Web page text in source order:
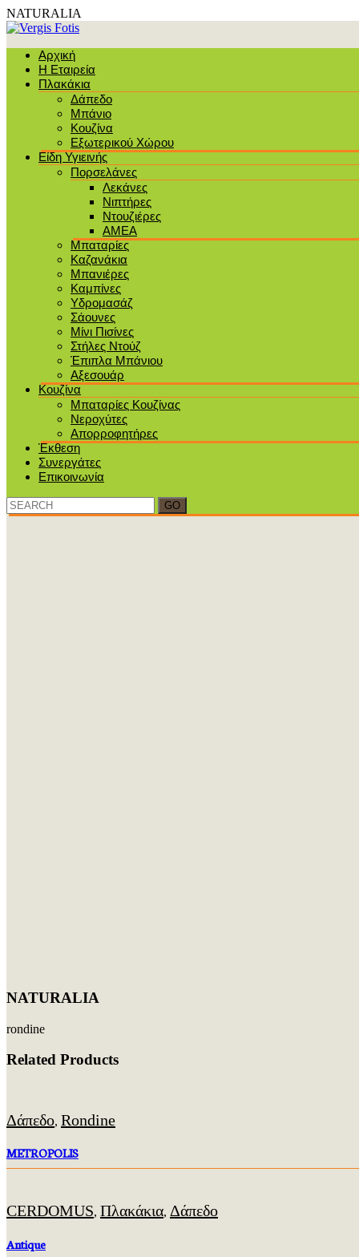
NATURALIA
Αρχική
Η Εταιρεία
Πλακάκια
Δάπεδο
Μπάνιο
Κουζίνα
Εξωτερικού Χώρου
Είδη Υγιεινής
Πορσελάνες
Λεκάνες
Νιπτήρες
Ντουζιέρες
ΑΜΕΑ
Μπαταρίες
Καζανάκια
Μπανιέρες
Καμπίνες
Υδρομασάζ
Σάουνες
Μίνι Πισίνες
Στήλες Ντούζ
Έπιπλα Μπάνιου
Αξεσουάρ
Κουζίνα
Μπαταρίες Κουζίνας
Νεροχύτες
Απορροφητήρες
Έκθεση
Συνεργάτες
Επικοινωνία
Search
for:
NATURALIA
rondine
Related Products
Δάπεδο, Rondine
METROPOLIS
CERDOMUS, Πλακάκια, Δάπεδο
Antique